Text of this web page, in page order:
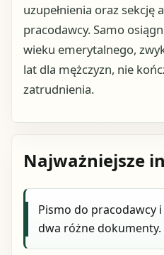
uzupełnienia oraz sekcję
pracodawcy. Samo
wieku emerytalnego,
lat dla mężczyzn, nie
zatrudnienia.
Najważniejsze
Pismo do pracodawcy
dwa różne dokumenty.